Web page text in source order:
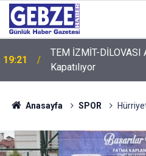
19:21
TEM İZMİT-DİLOVASI ARASI İstanbul
Kapatılıyor
19:20
GTO'dan Üyelerine
Anasayfa SPOR